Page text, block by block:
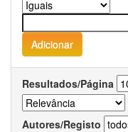
Resultados/Página
Autores/Registo